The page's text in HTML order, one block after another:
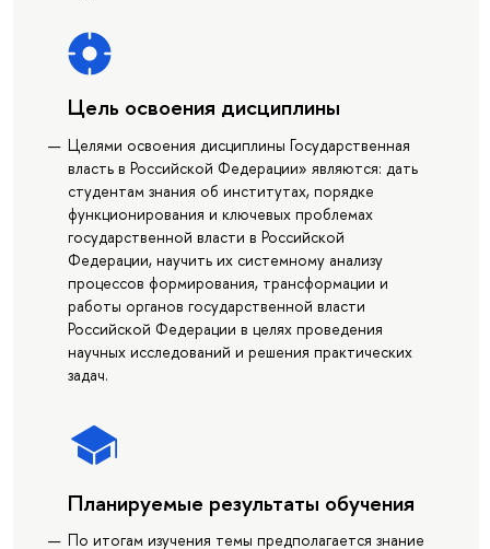
Цель освоения дисциплины
Целями освоения дисциплины Государственная
власть в Российской Федерации» являются: дать
студентам знания об институтах, порядке
функционирования и ключевых проблемах
государственной власти в Российской
Федерации, научить их системному анализу
процессов формирования, трансформации и
работы органов государственной власти
Российской Федерации в целях проведения
научных исследований и решения практических
задач.
Планируемые результаты обучения
По итогам изучения темы предполагается знание